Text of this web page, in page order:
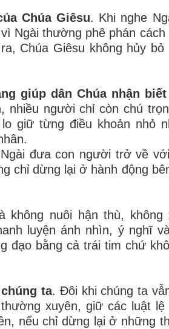
Chúa Giêsu. Khi nghe
Ngài thường phê phán
Chúa Giêsu không hủy bỏ
giúp dân Chúa nhận
nhiều người chỉ còn chú
giữ từng điều khoản nhỏ
Ngài đưa con người trở về
chỉ dừng lại ở hành động
không nuôi hận thù, không
luyện ánh nhìn, ý nghĩ
đạo bằng cả trái tim chứ
ta. Đôi khi chúng ta
xuyên, giữ các luật lệ
nếu chỉ dừng lại ở những